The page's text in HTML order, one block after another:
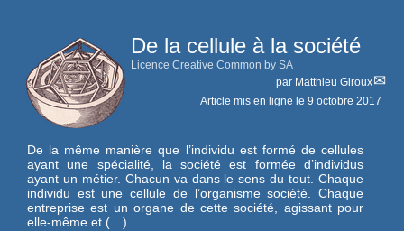
De la cellule à la société
Licence Creative Common by SA
par Matthieu Giroux
Article mis en ligne le 9 octobre 2017
De la même manière que l’individu est formé de cellules
ayant une spécialité, la société est formée d’individus
ayant un métier. Chacun va dans le sens du tout. Chaque
individu est une cellule de l’organisme société. Chaque
entreprise est un organe de cette société, agissant pour
elle-même et (…)